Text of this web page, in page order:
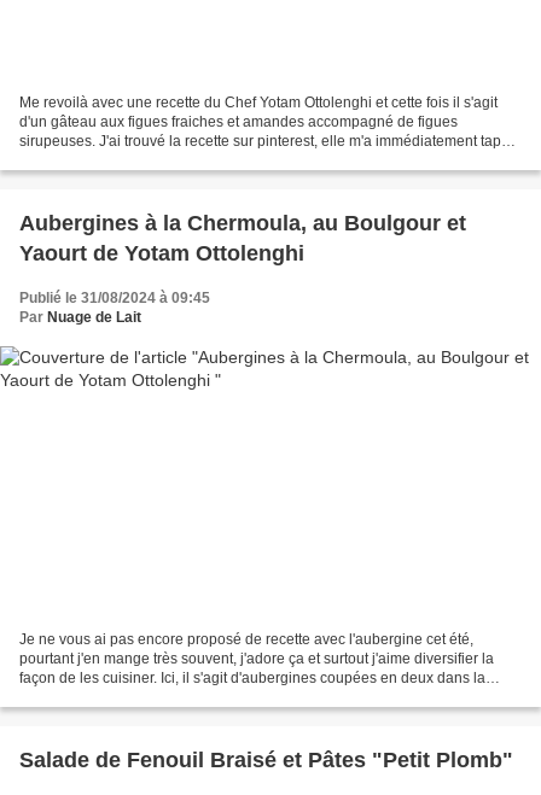
Me revoilà avec une recette du Chef Yotam Ottolenghi et cette fois il s'agit
d'un gâteau aux figues fraiches et amandes accompagné de figues
sirupeuses. J'ai trouvé la recette sur pinterest, elle m'a immédiatement tapé
Aubergines à la Chermoula, au Boulgour et
Yaourt de Yotam Ottolenghi
Publié le 31/08/2024 à 09:45
Par Nuage de Lait
Je ne vous ai pas encore proposé de recette avec l'aubergine cet été,
pourtant j'en mange très souvent, j'adore ça et surtout j'aime diversifier la
façon de les cuisiner. Ici, il s'agit d'aubergines coupées en deux dans la
Salade de Fenouil Braisé et Pâtes "Petit Plomb"